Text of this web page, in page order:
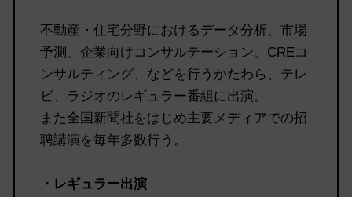
不動産・住宅分野におけるデータ分析、市場
予測、企業向けコンサルテーション、CREコ
ンサルティング、などを行うかたわら、テレ
ビ、ラジオのレギュラー番組に出演。
また全国新聞社をはじめ主要メディアでの招
聘講演を毎年多数行う。
・レギュラー出演